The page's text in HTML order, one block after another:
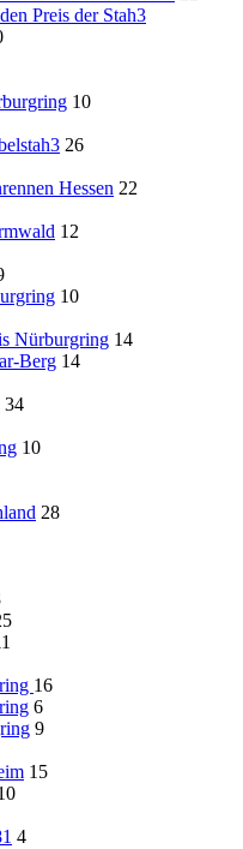
Preis der Stah3
10
26
Hessen 22
12
10
Nürburgring 14
Berg 14
34
10
28
16
6
9
15
4